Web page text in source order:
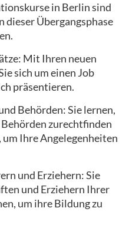
in Berlin sind
dieser Übergangsphase
Mit Ihren neuen
sich um einen Job
präsentieren.
Behörden: Sie lernen,
zurechtfinden
Ihre Angelegenheiten
und Erziehern: Sie
und Erziehern Ihrer
um ihre Bildung zu